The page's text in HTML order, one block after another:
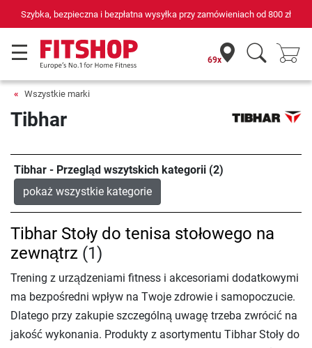
Szybka, bezpieczna i bezpłatna wysyłka przy zamówieniach od 800 zł
69x
Wszystkie marki
Tibhar
Tibhar - Przegląd wszytskich kategorii (2)
pokaż wszystkie kategorie
Tibhar Stoły do tenisa stołowego na
zewnątrz (1)
Trening z urządzeniami fitness i akcesoriami dodatkowymi
ma bezpośredni wpływ na Twoje zdrowie i samopoczucie.
Dlatego przy zakupie szczególną uwagę trzeba zwrócić na
jakość wykonania. Produkty z asortymentu Tibhar Stoły do